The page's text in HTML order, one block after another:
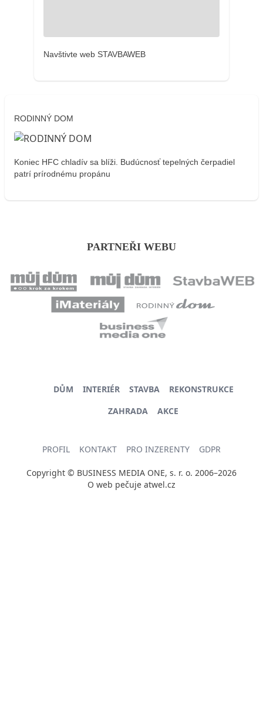
Navštivte web STAVBAWEB
RODINNÝ DOM
Koniec HFC chladív sa blíži. Budúcnosť tepelných čerpadiel
patrí prírodnému propánu
PARTNEŘI WEBU
DŮM INTERIÉR STAVBA
REKONSTRUKCE
ZAHRADA
AKCE
PROFIL KONTAKT PRO INZERENTY GDPR
Copyright © BUSINESS MEDIA ONE, s. r. o. 2006–2026